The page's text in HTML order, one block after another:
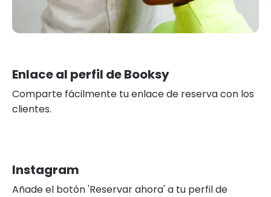
Enlace al perfil de Booksy
Comparte fácilmente tu enlace de reserva con los
clientes.
Instagram
Añade el botón 'Reservar ahora' a tu perfil de